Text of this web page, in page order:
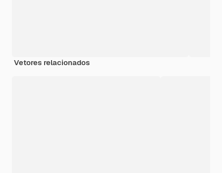
Vetores relacionados